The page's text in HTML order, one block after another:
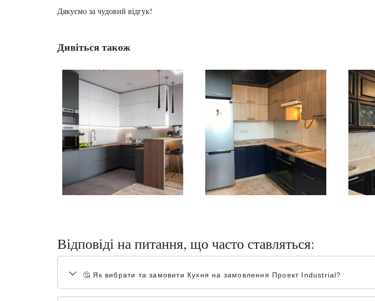
Дякуємо за чудовий відгук!
Дивіться також
Відповіді на питання, що часто ставляться:
🤔 Як вибрати та замовити Кухня на замовлення Проект Industrial?